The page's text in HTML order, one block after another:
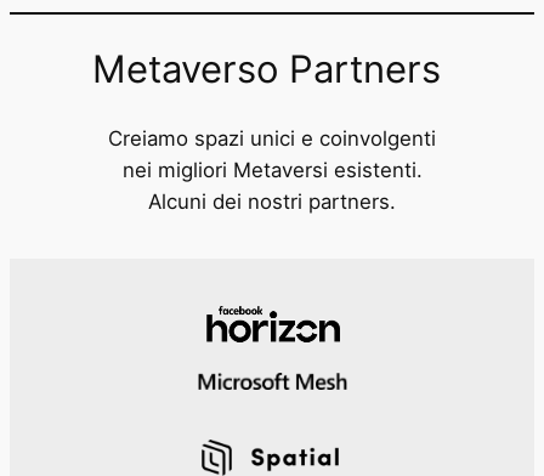
Metaverso Partners
Creiamo spazi unici e coinvolgenti
nei migliori Metaversi esistenti.
Alcuni dei nostri partners.